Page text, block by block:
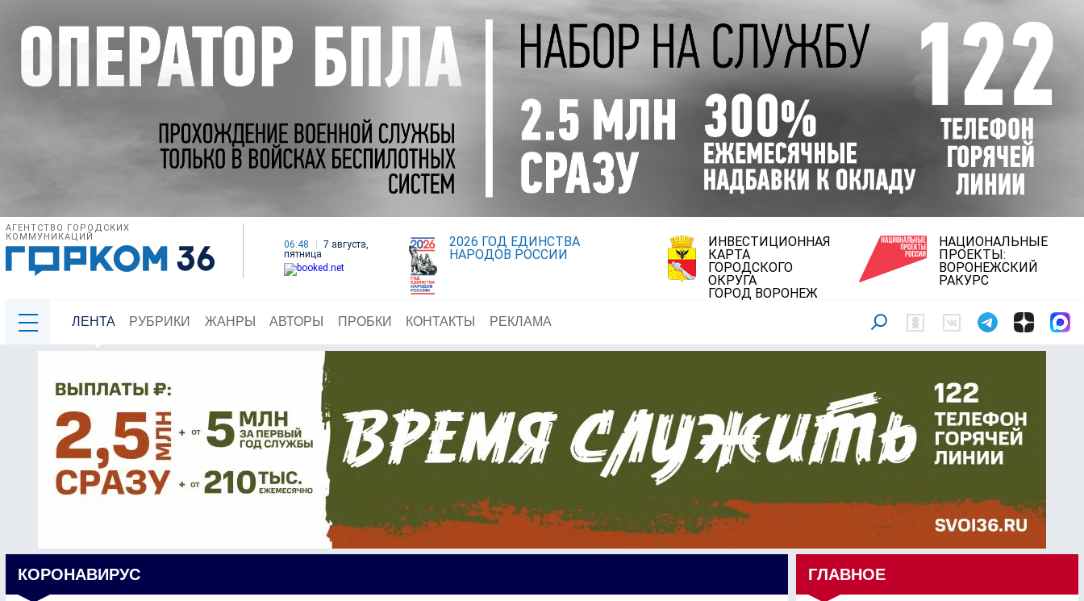
АГЕНТСТВО ГОРОДСКИХ
КОММУНИКАЦИЙ
06:48
7 августа,
пятница
2026 ГОД ЕДИНСТВА
НАРОДОВ РОССИИ
ИНВЕСТИЦИОННАЯ
КАРТА
ГОРОДСКОГО
ОКРУГА
ГОРОД ВОРОНЕЖ
НАЦИОНАЛЬНЫЕ
ПРОЕКТЫ:
ВОРОНЕЖСКИЙ
РАКУРС
ЛЕНТА РУБРИКИ ЖАНРЫ АВТОРЫ ПРОБКИ КОНТАКТЫ РЕКЛАМА
КОРОНАВИРУС ГЛАВНОЕ